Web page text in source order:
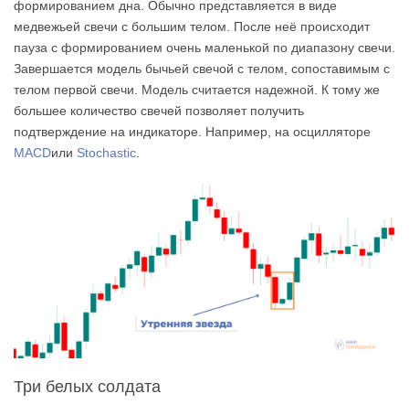
формированием дна. Обычно представляется в виде
медвежьей свечи с большим телом. После неё происходит
пауза с формированием очень маленькой по диапазону свечи.
Завершается модель бычьей свечой с телом, сопоставимым с
телом первой свечи. Модель считается надежной. К тому же
большее количество свечей позволяет получить
подтверждение на индикаторе. Например, на осцилляторе
MACDили Stochastic.
Три белых солдата